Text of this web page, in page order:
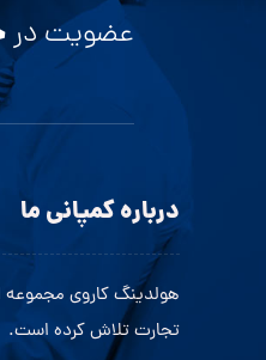
عضویت در
درباره کمپانی ما
هولدینگ کاروی
تجارت تلاش کرده است.